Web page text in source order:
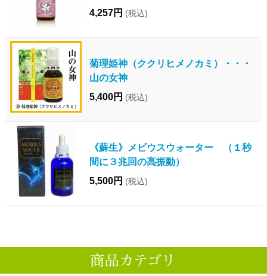
4,257円 (税込)
菊理姫神（ククリヒメノカミ）・・・
山の女神
5,400円 (税込)
《蘇生》メビウスウォーター （１秒
間に３兆回の高振動）
5,500円 (税込)